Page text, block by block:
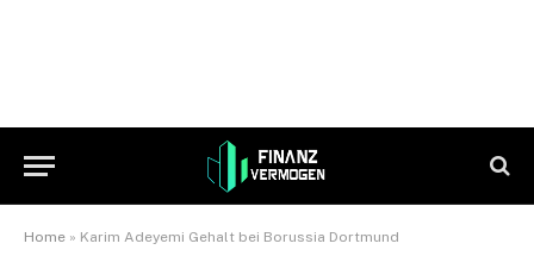
Home » Karim Adeyemi Gehalt bei Borussia Dortmund